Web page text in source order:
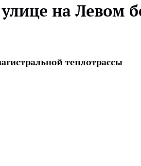
на Левом
теплотрассы